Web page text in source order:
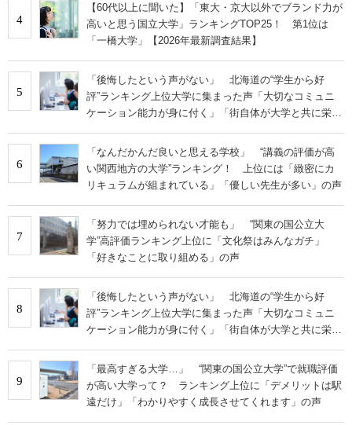
4
【60代以上に聞いた】「東大・京大以外でブランド力が
高いと思う国立大学」ランキングTOP25！ 第1位は
「一橋大学」【2026年最新調査結果】
5
「後悔したという声がない」 北海道の“学生から好
評”ランキング上位大学に集まった声「大切なコミュニ
ケーション能力が身に付く」「街自体が大学と共に栄え
6
「なんだかんだ良いと思える学校」 “講義の評価が高
い関西地方の大学”ランキング！ 上位には「緻密にカ
リキュラムが組まれている」「優しい先生が多い」の声
7
「努力では埋められない才能も」 “関東の国公立大
学”高評価ランキング上位に「文化祭はみんなガチ」
「好きなことに取り組める」の声
8
「後悔したという声がない」 北海道の“学生から好
評”ランキング上位大学に集まった声「大切なコミュニ
ケーション能力が身に付く」「街自体が大学と共に栄え
9
「最高すぎる大学…」 “関東の国公立大学”で就職評価
が高い大学って？ ランキング上位に「デメリットは駅
遠だけ」「わかりやすく成長させてくれます」の声